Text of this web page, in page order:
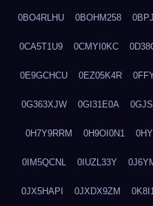
0BO4RLHU 0BOHM258
0CA5T1U9 0CMYI0KC
0E9GCHCU 0EZ05K4R
0G363XJW 0GI31E0A
0H7Y9RRM 0H9OI0N1
0IM5QCNL 0IUZL33Y
0JX5HAPI 0JXDX9ZM